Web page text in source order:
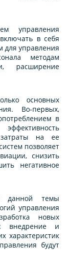
управления
в себя
для управления
методам
расширение
основных
Во-первых,
в
на ее
позволяет
снизить
негативное
данной темы
управления
новых
внедрение и
характеристик
будут